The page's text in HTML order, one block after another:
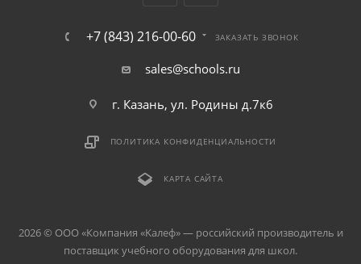
+7 (843) 216-00-60 ЗАКАЗАТЬ ЗВОНОК
sales@schools.ru
г. Казань, ул. Родины д.7к6
ПОЛИТИКА КОНФИДЕНЦИАЛЬНОСТИ
КАРТА САЙТА
2026 © ООО «Компания «Kалеф» — российский производитель и
поставщик учебного оборудования для школ.